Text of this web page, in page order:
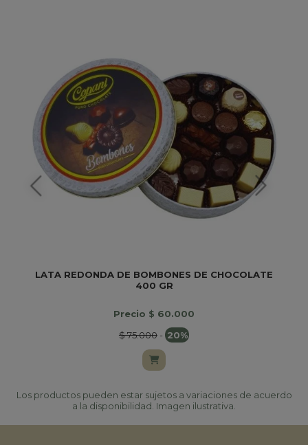
LATA REDONDA DE BOMBONES DE CHOCOLATE
400 GR
Precio $ 60.000
$ 75.000- 20%
Los productos pueden estar sujetos a variaciones de acuerdo
a la disponibilidad. Imagen ilustrativa.